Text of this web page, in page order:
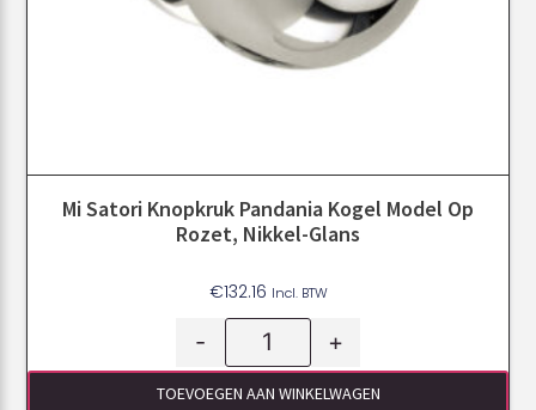
Mi Satori Knopkruk Pandania Kogel Model Op
Rozet, Nikkel-Glans
€132.16 Incl. BTW
- +
TOEVOEGEN AAN WINKELWAGEN